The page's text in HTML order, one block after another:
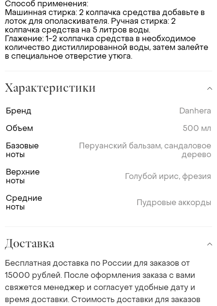
Способ применения:
Машинная стирка: 2 колпачка средства добавьте в
лоток для ополаскивателя. Ручная стирка: 2
колпачка средства на 5 литров воды.
Глажение: 1-2 колпачка средства в необходимое
количество дистиллированной воды, затем залейте
в специальное отверстие утюга.
Характеристики
Бренд Danhera
Объем 500 мл
Базовые
ноты
Перуанский бальзам, сандаловое
дерево
Верхние
ноты
Голубой ирис, фрезия
Средние
ноты
Пудровые аккорды
Доставка
Бесплатная доставка по России для заказов от
15000 рублей. После оформления заказа с вами
свяжется менеджер и согласует удобные дату и
время доставки. Стоимость доставки для заказов